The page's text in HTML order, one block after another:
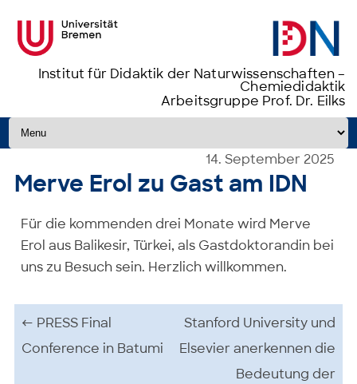
Institut für Didaktik der Naturwissenschaften –
Chemiedidaktik
Arbeitsgruppe Prof. Dr. Eilks
Zum Inhalt springen
14. September 2025
Merve Erol zu Gast am IDN
Für die kommenden drei Monate wird Merve
Erol aus Balikesir, Türkei, als Gastdoktorandin bei
uns zu Besuch sein. Herzlich willkommen.
Beitrags-Navigation
← PRESS Final
Conference in Batumi
Stanford University und
Elsevier anerkennen die
Bedeutung der